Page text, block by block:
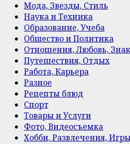
Мода, Звезды, Стиль
Наука и Техника
Образование, Учеба
Общество и Политика
Отношения, Любовь,
Путешествия, Отдых
Работа, Карьера
Разное
Рецепты блюд
Спорт
Товары и Услуги
Фото, Видеосъемка
Хобби, Развлечения,